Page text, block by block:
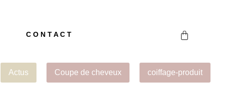
CONTACT
Actus Coupe de cheveux coiffage-produit